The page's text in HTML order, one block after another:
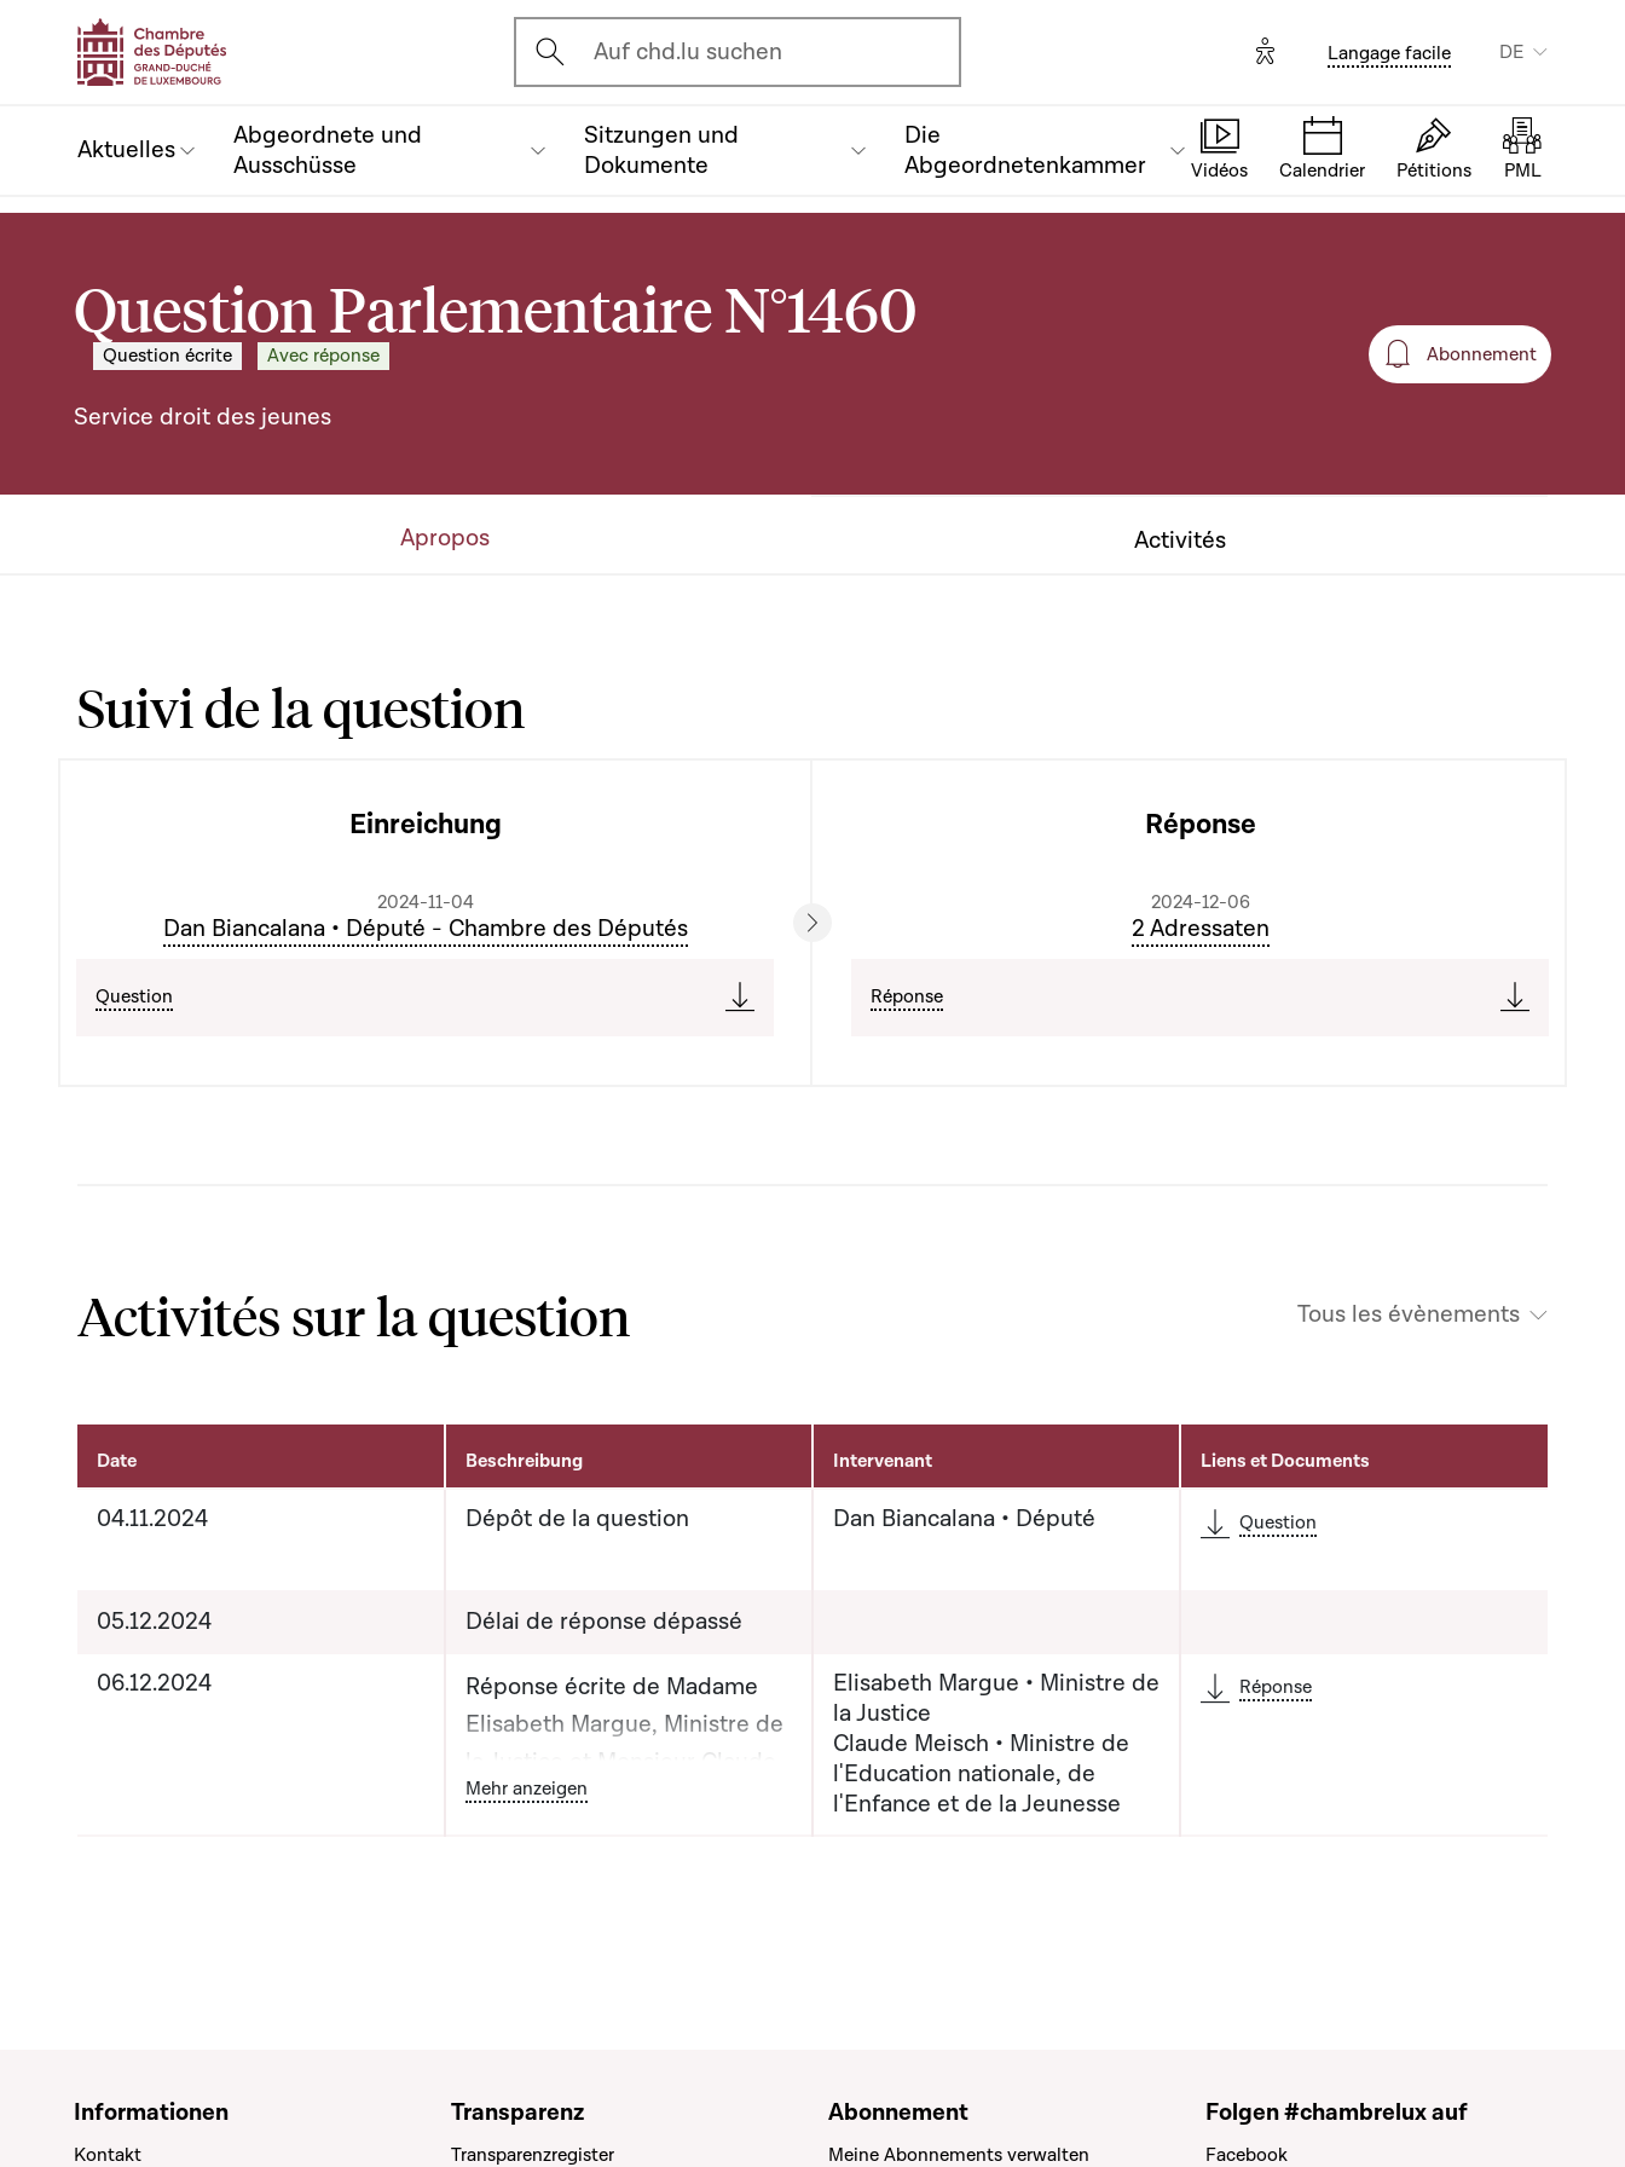
Ouvrir l'écran de recherche
Auf chd.lu suchen Options d'accessibilité
Langage facile DE
Aktuelles
Abgeordnete und
Ausschüsse
Sitzungen und
Dokumente
Die
Abgeordnetenkammer
Vidéos Calendrier Pétitions PML
Question Parlementaire N°1460
Question écrite Avec réponse
Service droit des jeunes
Abonnement
Abonnement
Apropos Activités
Suivi de la question
Einreichung
2024-11-04
Dan Biancalana • Député - Chambre des Députés
Question
Réponse
2024-12-06
2 Adressaten
Réponse
Activités sur la question Tous les évènements
Activités sur le dossier
Date Beschreibung Intervenant Liens et Documents
04.11.2024 Dépôt de la question Dan Biancalana • Député Question
05.12.2024
Délai de réponse dépassé
06.12.2024
Réponse écrite de Madame
Elisabeth Margue, Ministre de
la Justice et Monsieur Claude
Meisch, Ministre de
Bouton graphique servant à afficher ou cacher tous les éléments de la liste qui précède
Mehr anzeigen
Elisabeth Margue • Ministre de
la Justice
Claude Meisch • Ministre de
l'Education nationale, de
l'Enfance et de la Jeunesse
Réponse
Informationen
Kontakt
Transparenz
Transparenzregister
Abonnement
Meine Abonnements verwalten
Folgen #chambrelux auf
Facebook